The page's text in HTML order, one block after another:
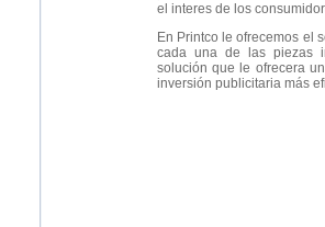
el interes de los
En Printco le ofrecemos el
cada una de las piezas
solución que le ofrecera
inversión publicitaria más